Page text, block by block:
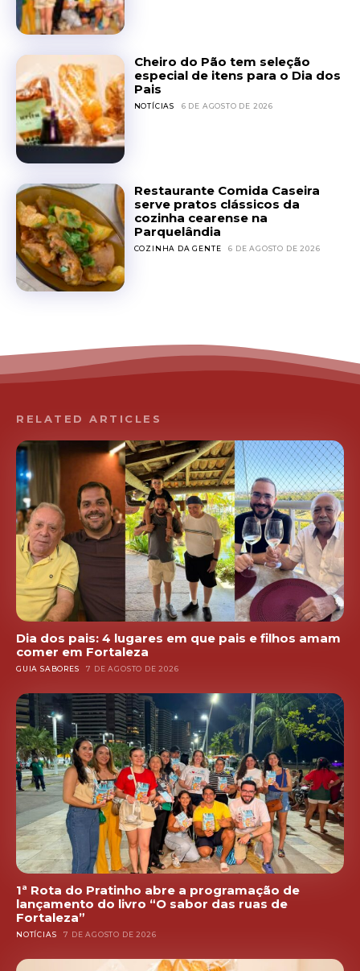
Cheiro do Pão tem seleção
especial de itens para o Dia dos
Pais
NOTÍCIAS 6 DE AGOSTO DE 2026
Restaurante Comida Caseira
serve pratos clássicos da
cozinha cearense na
Parquelândia
COZINHA DA GENTE 6 DE AGOSTO DE 2026
RELATED ARTICLES
Dia dos pais: 4 lugares em que pais e filhos amam
comer em Fortaleza
GUIA SABORES 7 DE AGOSTO DE 2026
1ª Rota do Pratinho abre a programação de
lançamento do livro “O sabor das ruas de
Fortaleza”
NOTÍCIAS 7 DE AGOSTO DE 2026